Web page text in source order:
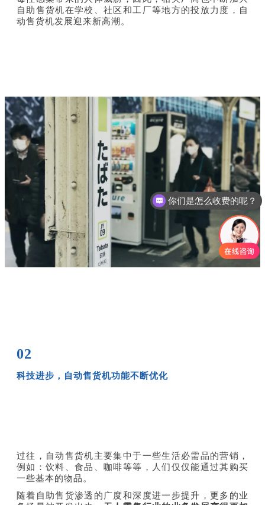
自助售货机在学校、社区和工厂等地方的投放力度，自
动售货机发展迎来新高潮。
02
科技进步，自动售货机功能不断优化
过往，自动售货机主要集中于一些生活必需品的营销，
例如：饮料、食品、咖啡等等，人们仅仅能通过其购买
一些基本的物品。
随着自助售货渗透的广度和深度进一步提升，更多的业
你们是怎么收费的呢？
现在有优惠活动么？